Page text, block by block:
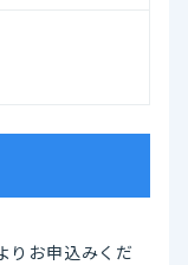
りお申込みくだ